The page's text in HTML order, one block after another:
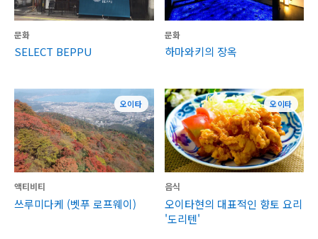
문화
SELECT BEPPU
문화
하마와키의 장옥
오이타
액티비티
쓰루미다케 (벳푸 로프웨이)
오이타
음식
오이타현의 대표적인 향토 요리
'도리텐'